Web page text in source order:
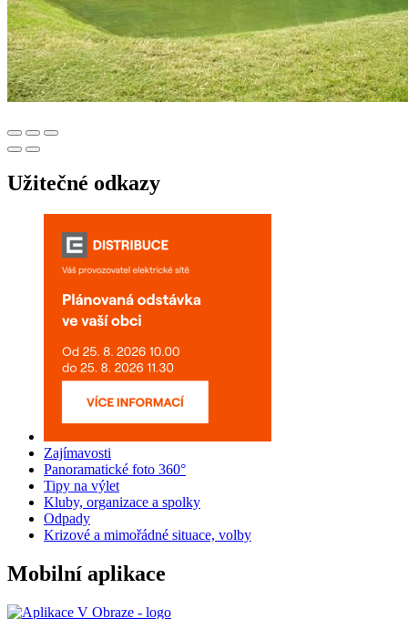
Užitečné odkazy
Zajímavosti
Panoramatické foto 360°
Tipy na výlet
Kluby, organizace a spolky
Odpady
Krizové a mimořádné situace, volby
Mobilní aplikace